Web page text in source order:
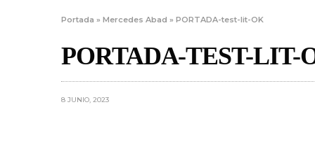
Portada »Mercedes Abad »PORTADA-test-lit-OK
PORTADA-TEST-LIT-
8 JUNIO, 2023